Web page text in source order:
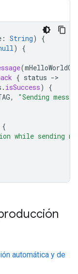
: String)
{
)
{
(
{ status -
. isSuccess)
{
,
"Sending
{
while sending
automática y de